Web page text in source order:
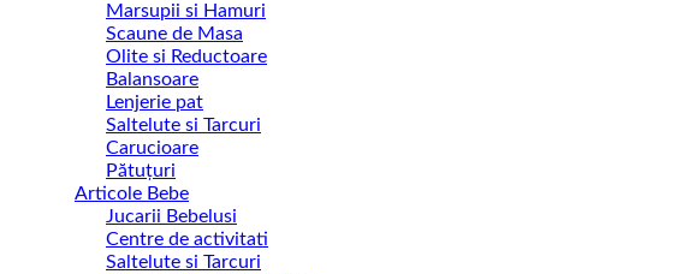
Marsupii si Hamuri
Scaune de Masa
Olite si Reductoare
Balansoare
Lenjerie pat
Saltelute si Tarcuri
Carucioare
Pătuțuri
Articole Bebe
Jucarii Bebelusi
Centre de activitati
Saltelute si Tarcuri